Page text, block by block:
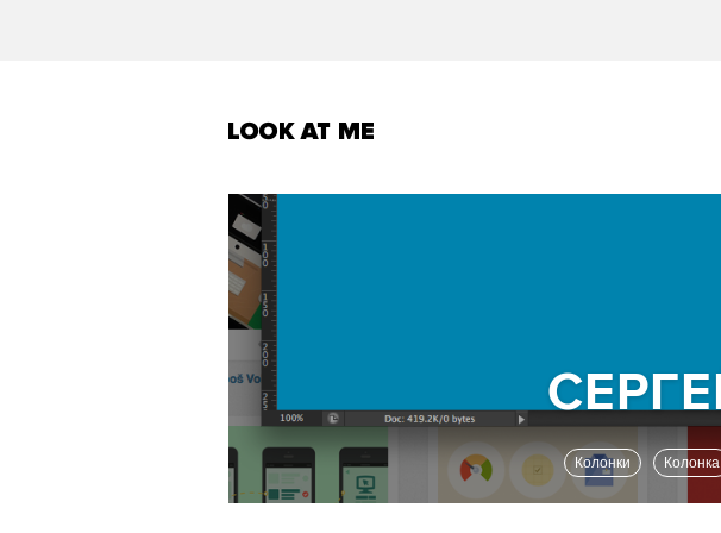
Колонки Колонка